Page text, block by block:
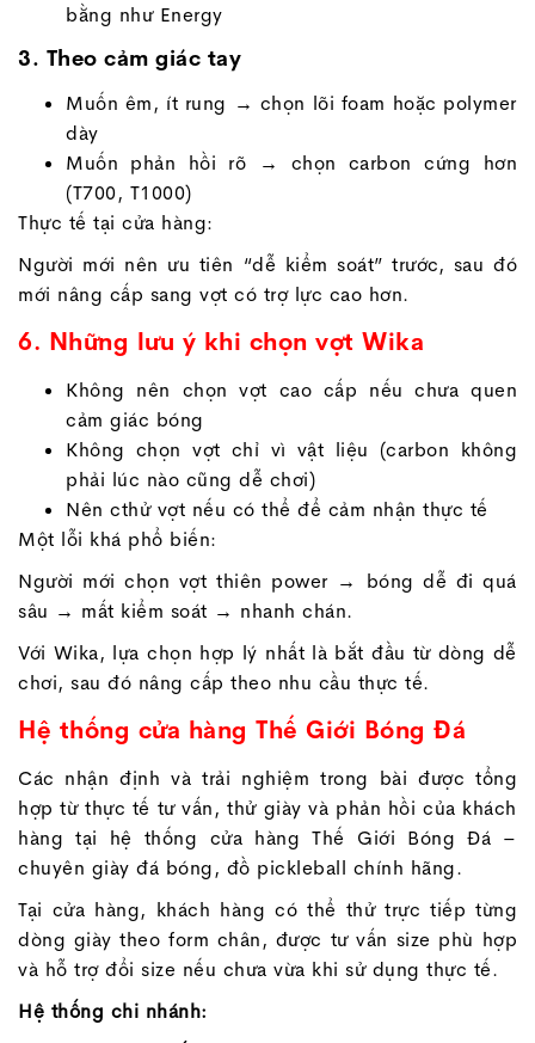
bằng như Energy
3. Theo cảm giác tay
Muốn êm, ít rung → chọn lõi foam hoặc polymer
dày
Muốn phản hồi rõ → chọn carbon cứng hơn
(T700, T1000)
Thực tế tại cửa hàng:
Người mới nên ưu tiên “dễ kiểm soát” trước, sau đó
mới nâng cấp sang vợt có trợ lực cao hơn.
6. Những lưu ý khi chọn vợt Wika
Không nên chọn vợt cao cấp nếu chưa quen
cảm giác bóng
Không chọn vợt chỉ vì vật liệu (carbon không
phải lúc nào cũng dễ chơi)
Nên cthử vợt nếu có thể để cảm nhận thực tế
Một lỗi khá phổ biến:
Người mới chọn vợt thiên power → bóng dễ đi quá
sâu → mất kiểm soát → nhanh chán.
Với Wika, lựa chọn hợp lý nhất là bắt đầu từ dòng dễ
chơi, sau đó nâng cấp theo nhu cầu thực tế.
Hệ thống cửa hàng Thế Giới Bóng Đá
Các nhận định và trải nghiệm trong bài được tổng
hợp từ thực tế tư vấn, thử giày và phản hồi của khách
hàng tại hệ thống cửa hàng Thế Giới Bóng Đá –
chuyên giày đá bóng, đồ pickleball chính hãng.
Tại cửa hàng, khách hàng có thể thử trực tiếp từng
dòng giày theo form chân, được tư vấn size phù hợp
và hỗ trợ đổi size nếu chưa vừa khi sử dụng thực tế.
Hệ thống chi nhánh: